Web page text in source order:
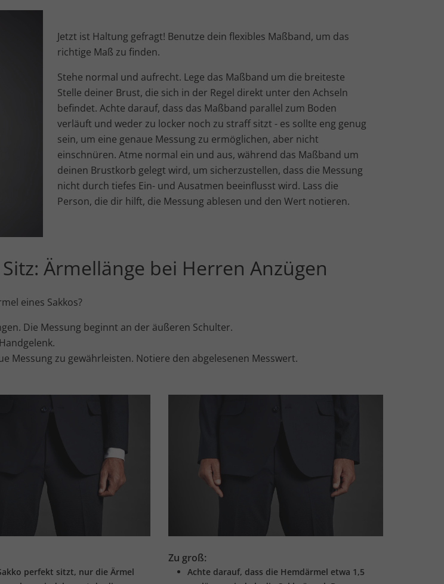
Jetzt ist Haltung gefragt! Benutze dein flexibles Maßband, um das
richtige Maß zu finden.
Stehe normal und aufrecht. Lege das Maßband um die breiteste
Stelle deiner Brust, die sich in der Regel direkt unter den Achseln
befindet. Achte darauf, dass das Maßband parallel zum Boden
verläuft und weder zu locker noch zu straff sitzt - es sollte eng genug
sein, um eine genaue Messung zu ermöglichen, aber nicht
einschnüren. Atme normal ein und aus, während das Maßband um
deinen Brustkorb gelegt wird, um sicherzustellen, dass die Messung
nicht durch tiefes Ein- und Ausatmen beeinflusst wird. Lass die
Person, die dir hilft, die Messung ablesen und den Wert notieren.
Ärmellänge bei Herren Anzügen
eines Sakkos?
Die Messung beginnt an der äußeren Schulter.
Messung zu gewährleisten. Notiere den abgelesenen Messwert.
perfekt sitzt, nur die Ärmel
Zu groß:
Achte darauf, dass die Hemdärmel etwa 1,5